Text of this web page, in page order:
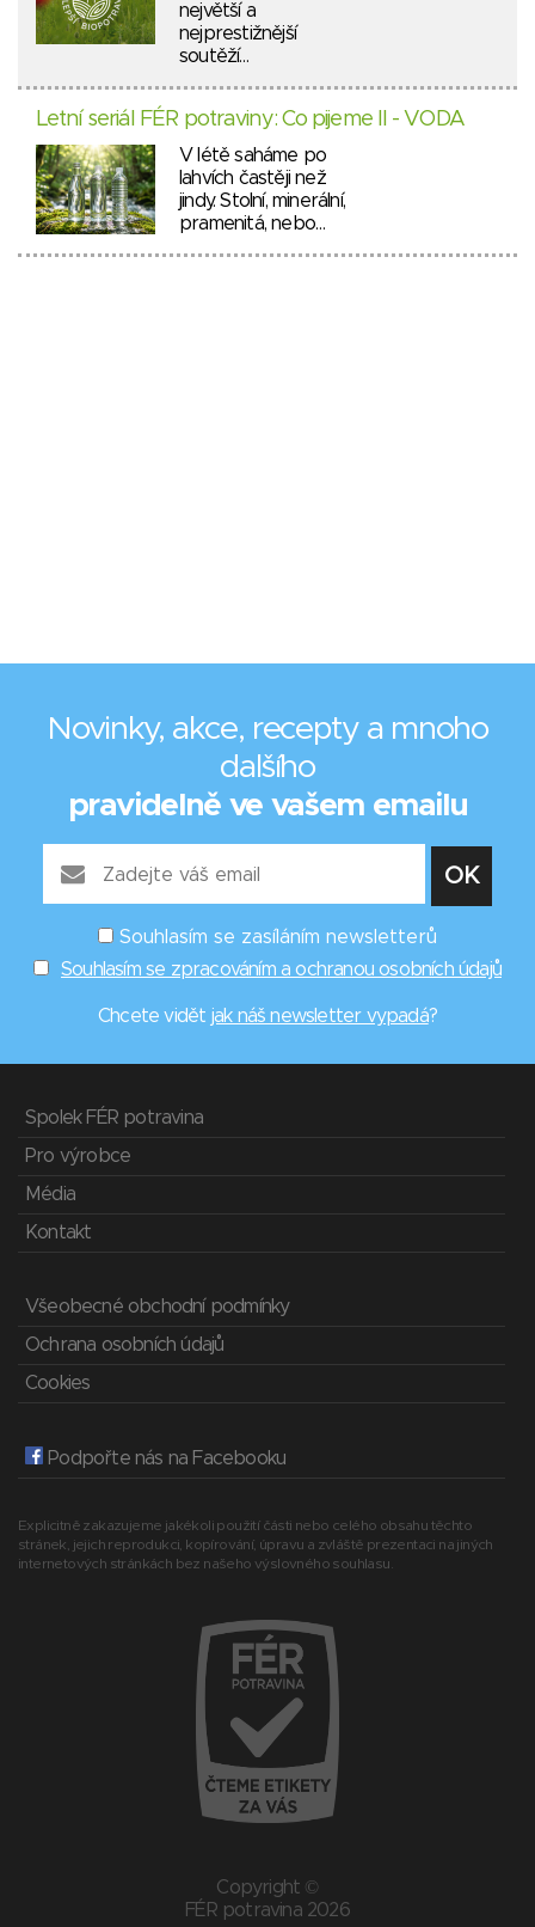
největší a
nejprestižnější
soutěží…
Letní seriál FÉR potraviny: Co pijeme II - VODA
V létě saháme po
lahvích častěji než
jindy. Stolní, minerální,
pramenitá, nebo…
Novinky, akce, recepty a mnoho
dalšího
pravidelně ve vašem emailu
Souhlasím se zasíláním newsletterů
Souhlasím se zpracováním a ochranou osobních údajů
Chcete vidět jak náš newsletter vypadá?
Spolek FÉR potravina
Pro výrobce
Média
Kontakt
Všeobecné obchodní podmínky
Ochrana osobních údajů
Cookies
Podpořte nás na Facebooku
Explicitně zakazujeme jakékoli použití části nebo celého obsahu těchto
stránek, jejich reprodukci, kopírování, úpravu a zvláště prezentaci na jiných
internetových stránkách bez našeho výslovného souhlasu.
Copyright ©
FÉR potravina 2026